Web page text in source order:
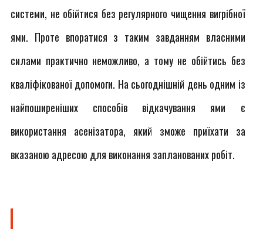
системи, не обійтися без регулярного чищення вигрібної
ями. Проте впоратися з таким завданням власними
силами практично неможливо, а тому не обійтись без
кваліфікованої допомоги. На сьогоднішній день одним із
найпоширеніших способів відкачування ями є
використання асенізатора, який зможе приїхати за
вказаною адресою для виконання запланованих робіт.